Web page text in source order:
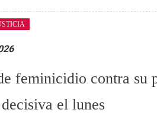
feminicidio contra su
el lunes